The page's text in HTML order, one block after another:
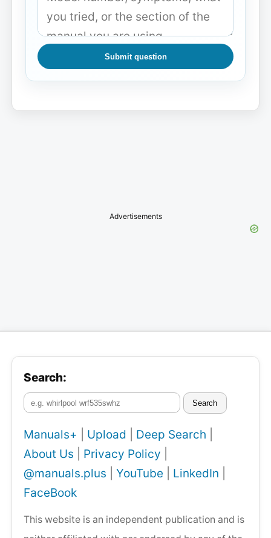
Submit question
Advertisements
Search:
Search
Manuals+ Upload Deep Search
About Us
Privacy Policy
@manuals.plus
YouTube LinkedIn
FaceBook
This website is an independent publication and is